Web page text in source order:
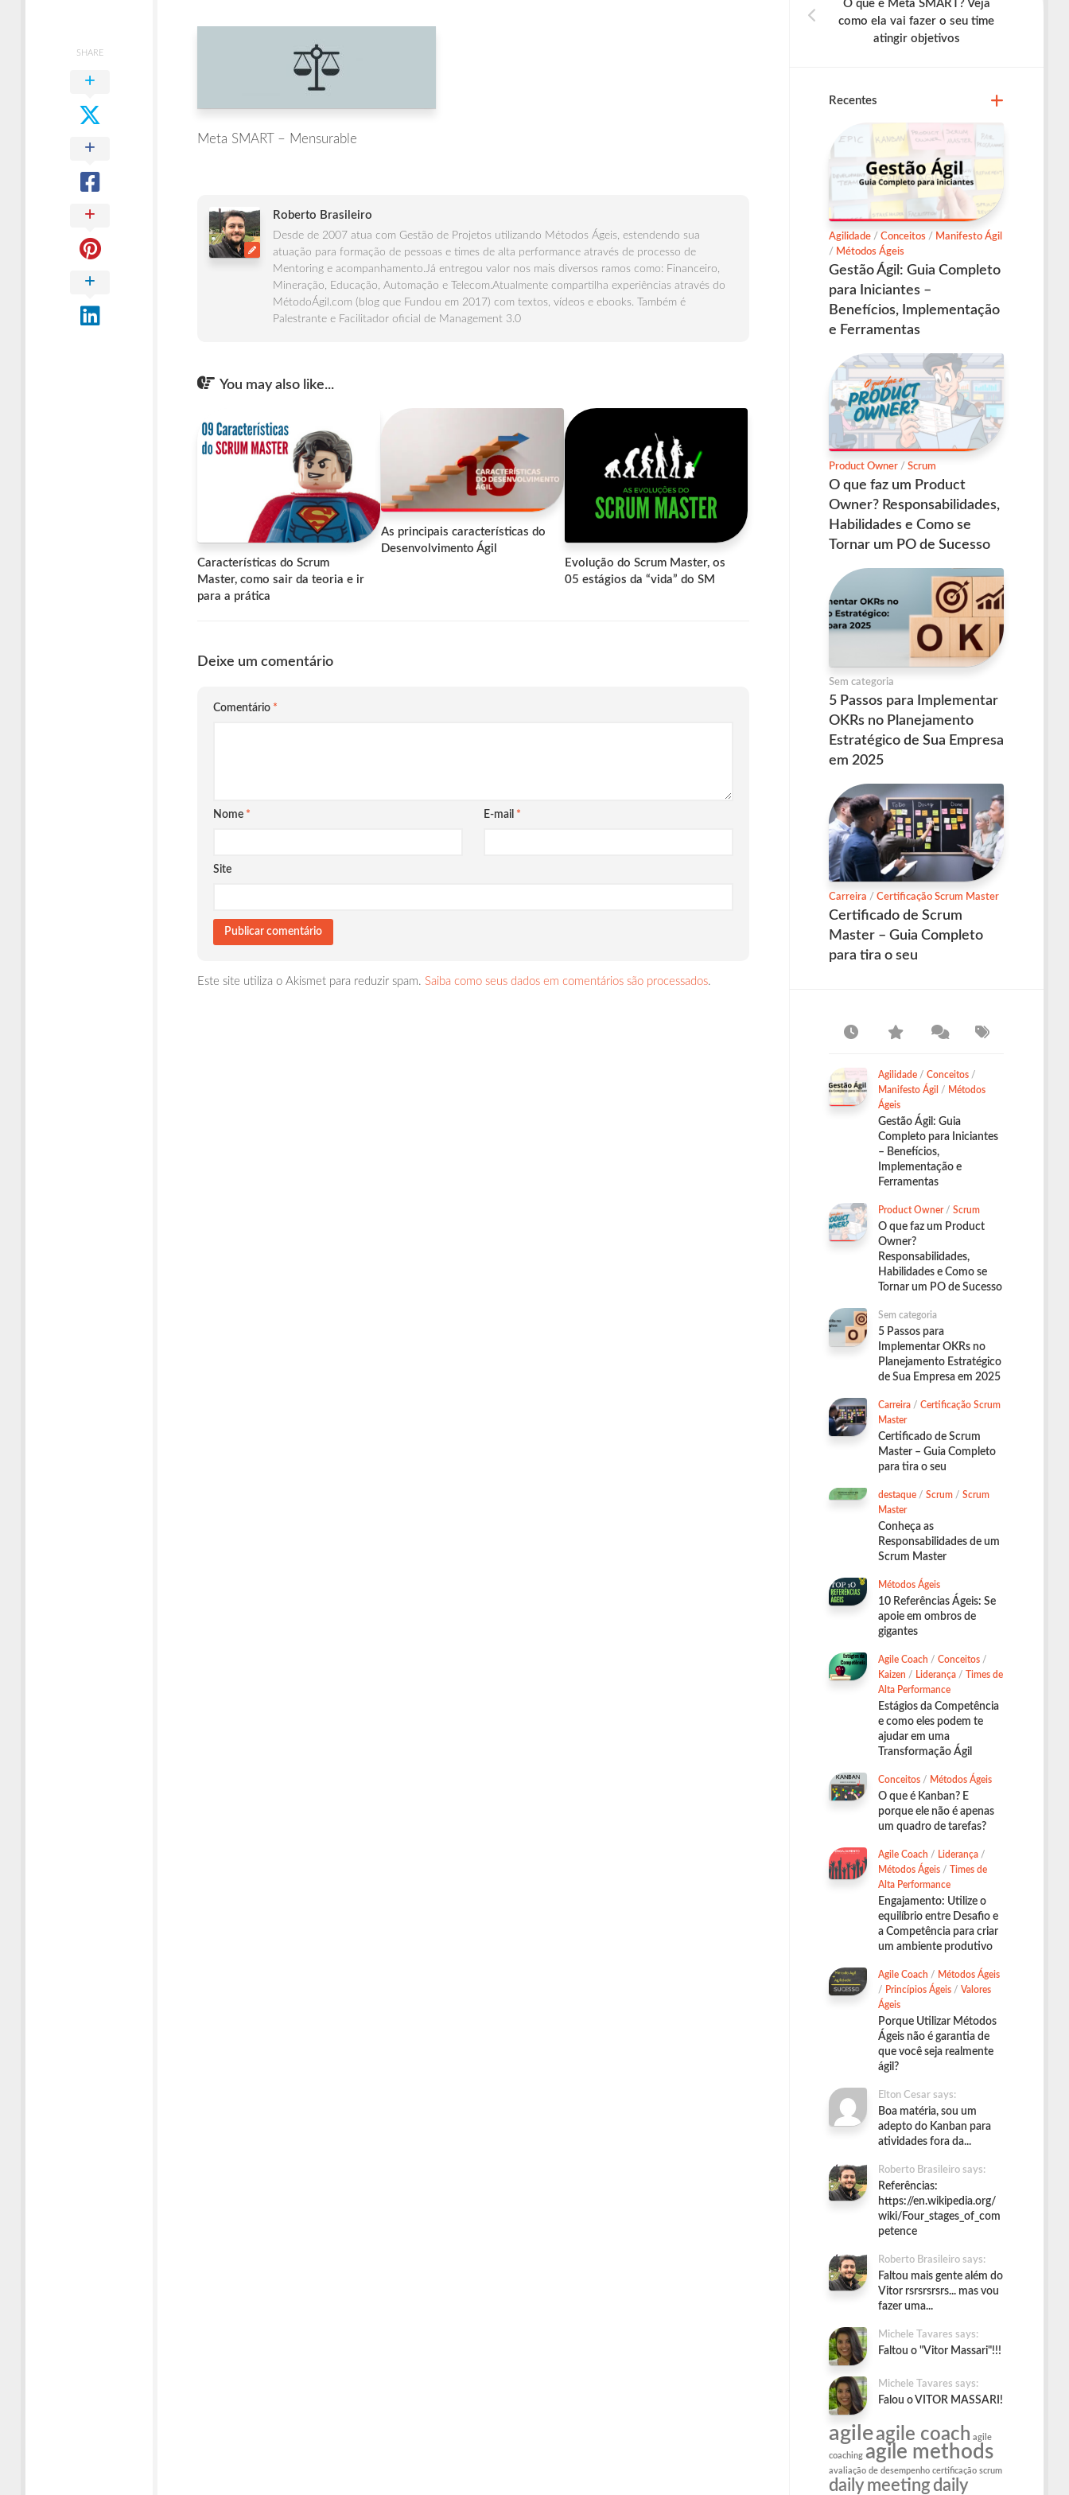
Ágeis
Meta SMART – Mensurable
SHARE
Roberto Brasileiro
Desde de 2007 atua com Gestão de Projetos utilizando Métodos Ágeis, estendendo sua
atuação para formação de pessoas e times de alta performance através de processo de
Mentoring e acompanhamento.Já entregou valor nos mais diversos ramos como: Financeiro,
Mineração, Educação, Automação e Telecom.Atualmente compartilha experiências através do
MétodoÁgil.com (blog que Fundou em 2017) com textos, vídeos e ebooks. Também é
Palestrante e Facilitador oficial de Management 3.0
You may also like...
Características do Scrum
Master, como sair da teoria e ir
para a prática
As principais características do
Desenvolvimento Ágil
Evolução do Scrum Master, os
05 estágios da “vida” do SM
Deixe um comentário
Comentário *
Nome * E-mail *
Site
Este site utiliza o Akismet para reduzir spam. Saiba como seus dados em comentários são processados.
O que é Meta SMART? Veja
como ela vai fazer o seu time
atingir objetivos
Recentes
Agilidade / Conceitos / Manifesto Ágil
/ Métodos Ágeis
Gestão Ágil: Guia Completo
para Iniciantes –
Benefícios, Implementação
e Ferramentas
Product Owner / Scrum
O que faz um Product
Owner? Responsabilidades,
Habilidades e Como se
Tornar um PO de Sucesso
Sem categoria
5 Passos para Implementar
OKRs no Planejamento
Estratégico de Sua Empresa
em 2025
Carreira / Certificação Scrum Master
Certificado de Scrum
Master – Guia Completo
para tira o seu
Agilidade / Conceitos /
Manifesto Ágil / Métodos
Ágeis
Gestão Ágil: Guia
Completo para Iniciantes
– Benefícios,
Implementação e
Ferramentas
Product Owner/ Scrum
O que faz um Product
Owner?
Responsabilidades,
Habilidades e Como se
Tornar um PO de Sucesso
Sem categoria
5 Passos para
Implementar OKRs no
Planejamento Estratégico
de Sua Empresa em 2025
Carreira / Certificação Scrum
Master
Certificado de Scrum
Master – Guia Completo
para tira o seu
destaque / Scrum / Scrum
Master
Conheça as
Responsabilidades de um
Scrum Master
Métodos Ágeis
10 Referências Ágeis: Se
apoie em ombros de
gigantes
Agile Coach / Conceitos /
Kaizen / Liderança / Times de
Alta Performance
Estágios da Competência
e como eles podem te
ajudar em uma
Transformação Ágil
Conceitos / Métodos Ágeis
O que é Kanban? E
porque ele não é apenas
um quadro de tarefas?
Agile Coach / Liderança /
Métodos Ágeis / Times de
Alta Performance
Engajamento: Utilize o
equilíbrio entre Desafio e
a Competência para criar
um ambiente produtivo
Agile Coach / Métodos Ágeis
/ Princípios Ágeis / Valores
Ágeis
Porque Utilizar Métodos
Ágeis não é garantia de
que você seja realmente
ágil?
Elton Cesar says:
Boa matéria, sou um
adepto do Kanban para
atividades fora da...
Roberto Brasileiro says:
Referências:
https://en.wikipedia.org/
wiki/Four_stages_of_com
petence
Roberto Brasileiro says:
Faltou mais gente além do
Vitor rsrsrsrsrs... mas vou
fazer uma...
Michele Tavares says:
Faltou o "Vitor Massari"!!!
Michele Tavares says:
Falou o VITOR MASSARI!
agileagile coach agile
coaching agile methods
avaliação de desempenho certificação scrum
daily meeting daily